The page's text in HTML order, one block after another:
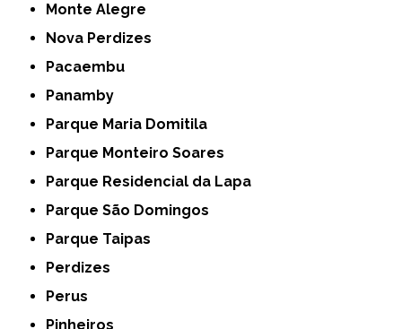
Monte Alegre
Nova Perdizes
Pacaembu
Panamby
Parque Maria Domitila
Parque Monteiro Soares
Parque Residencial da Lapa
Parque São Domingos
Parque Taipas
Perdizes
Perus
Pinheiros